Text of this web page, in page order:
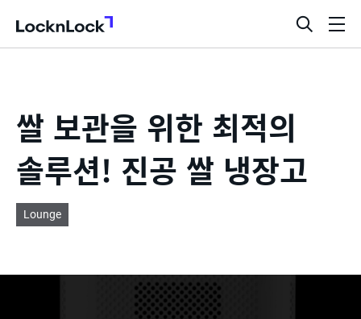
LocknLock
검
색
쌀 보관을 위한 최적의
솔루션! 진공 쌀 냉장고
Lounge